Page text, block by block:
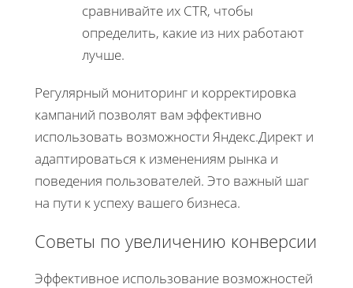
сравнивайте их CTR, чтобы
определить, какие из них работают
лучше.
Регулярный мониторинг и корректировка
кампаний позволят вам эффективно
использовать возможности Яндекс.Директ и
адаптироваться к изменениям рынка и
поведения пользователей. Это важный шаг
на пути к успеху вашего бизнеса.
Советы по увеличению конверсии
Эффективное использование возможностей